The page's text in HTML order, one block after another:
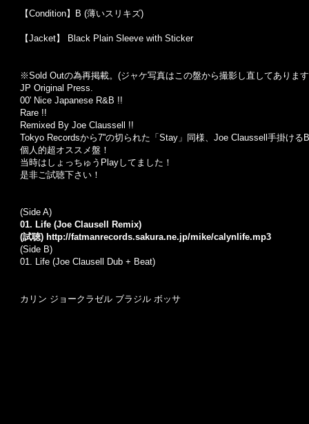
【Condition】B (薄いスリキズ)
【Jacket】 Black Plain Sleeve with Sticker
※Sold Outの為再掲載。 (ジャケ写真はこの盤から撮影し直してありま
JP Original Press.
00' Nice Japanese R&B !!
Rare !!
Remixed By Joe Claussell !!
Tokyo Recordsから7''の切られた「Stay」同様、Joe Claussell手掛け
個人的超オススメ盤！
当時はしょっちゅうPlayしてました！
是非ご試聴下さい！
(Side A)
01. Life (Joe Clausell Remix)
(試聴) http://fatmanrecords.sakura.ne.jp/mike/calynlife.mp3
(Side B)
01. Life (Joe Clausell Dub + Beat)
カリン ジョークラゼル ブラジル ボッサ